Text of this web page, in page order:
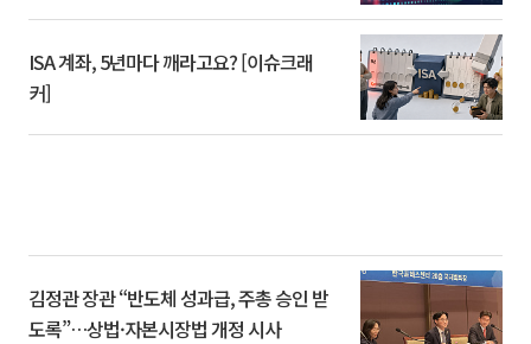
ISA 계좌, 5년마다 깨라고요? [이슈크래
커]
김정관 장관 “반도체 성과급, 주총 승인 받
도록”…상법·자본시장법 개정 시사